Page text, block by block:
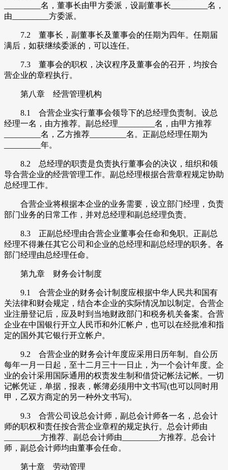
_________名，董事长由甲方委派，设副董事长_________名，
由_________方委派。
7.2 董事长，副董事长及董事会的任期为四年。任期届
满后，如获继续委派的，可以连任。
7.3 董事会的职权，决议程序及董事会的召开，均按合
营企业的章程执行。
第八章 经营管理机构
8.1 合营企业实行董事会领导下的总经理负责制。设总
经理一名，由方推荐。副总经理_________名，由甲方推荐
_________名，乙方推荐_________名。正副总经理任期为
_________年。
8.2 总经理的职责是负责执行董事会的决议，组织和领
导合营企业的经营管理工作。副总经理根据合营章程规定协助
总经理工作。
合营企业将根据本企业的业务需要，设立部门经理，负责
部门业务的日常工作，并对总经理和副总经理负责。
8.3 正副总经理由合营企业董事会任命和免职。正副总
经理不得兼任其它公司和企业的总经理和副总经理的职务。各
部门经理由总经理任命。
第九章 财务会计制度
9.1 合营企业的财务会计制度应根据中华人民共和国有
关法律和财会规定，结合本企业的实际情况加以制定。合营企
业注册登记后，应及时到当地财政部门和税务机关备案。合营
企业在中国银行开立人民币和外汇帐户，也可以在经批准和指
定的国外其它银行开立帐户。
9.2 合营企业的财务会计年度应采用日历年制。自公历
每年一月一日起，至十二月三十一日止，为一个会计年度。企
业的会计采用国际通用的权责发生制和借贷记帐法记帐。一切
记帐凭证，单据，报表，帐簿必须用中文书写(也可以同时用
甲，乙双方商定的另一种外文书写)。
9.3 合营公司设总会计师，副总会计师各一名，总会计
师的职权和责任按合营企业章程的规定执行。总会计师由
_________方推荐、副总会计师由_________方推荐。总会计
师，副总会计师均由董事会任命。
第十章 劳动管理